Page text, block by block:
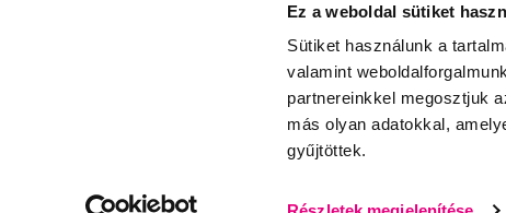
Ez a weboldal sütiket
Sütiket használunk a
valamint
partnereinkkel megosztjuk
más olyan adatokkal,
gyűjtöttek.
Szeretnék tájékoztatást kapni a hírekről és